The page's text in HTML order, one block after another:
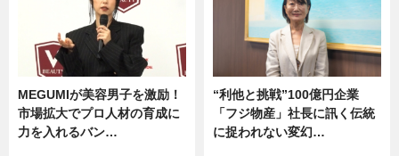
MEGUMIが美容男子を激励！
市場拡大でプロ人材の育成に
力を入れるバン…
“利他と挑戦”100億円企業
「フジ物産」社長に訊く伝統
に捉われない変幻…